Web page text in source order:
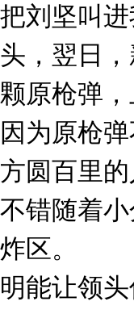
刘坚叫
，翌日
原枪弹
为原枪
圆百里
错随着
区。
能让领